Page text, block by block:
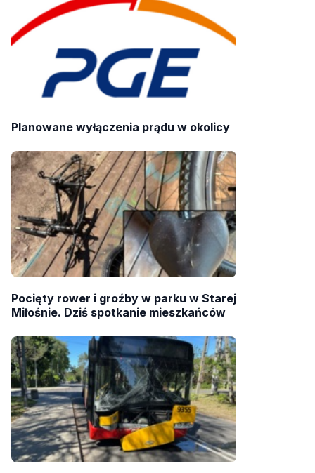
Planowane wyłączenia prądu w okolicy
Pocięty rower i groźby w parku w Starej
Miłośnie. Dziś spotkanie mieszkańców